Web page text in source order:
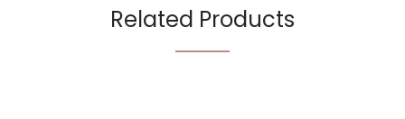
Related Products